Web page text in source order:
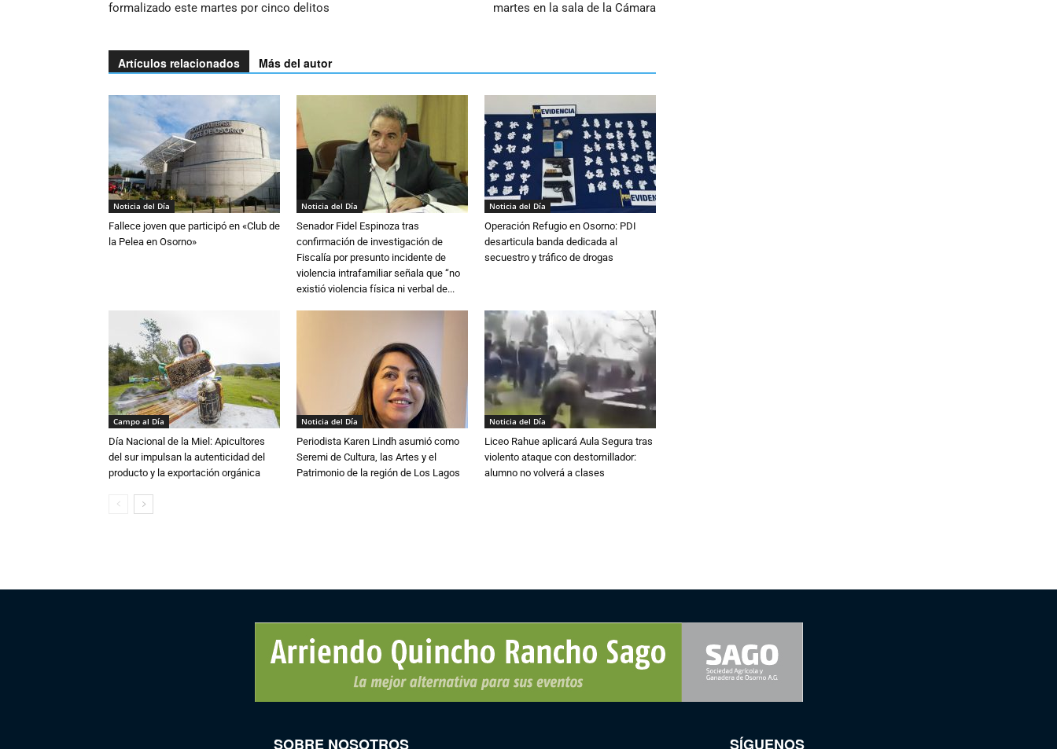
formalizado este martes por cinco delitos
martes en la sala de la Cámara
Artículos relacionados Más del autor
Noticia del Día
Fallece joven que participó en «Club de
la Pelea en Osorno»
Noticia del Día
Senador Fidel Espinoza tras
confirmación de investigación de
Fiscalía por presunto incidente de
violencia intrafamiliar señala que “no
existió violencia física ni verbal de...
Noticia del Día
Operación Refugio en Osorno: PDI
desarticula banda dedicada al
secuestro y tráfico de drogas
Campo al Día
Día Nacional de la Miel: Apicultores
del sur impulsan la autenticidad del
producto y la exportación orgánica
Noticia del Día
Periodista Karen Lindh asumió como
Seremi de Cultura, las Artes y el
Patrimonio de la región de Los Lagos
Noticia del Día
Liceo Rahue aplicará Aula Segura tras
violento ataque con destornillador:
alumno no volverá a clases
SOBRE NOSOTROS SÍGUENOS